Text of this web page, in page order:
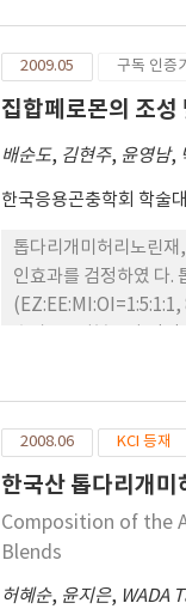
나방트랩에는 지역에
방 비율은 멸강나방 트
고깔형태의 트랩(G가
깔대기형 트랩은 멸강
2009.05 구독 인증
집합페로몬의 조성
배순도, 김현주, 윤영남,
한국응용곤충학회 학술
톱다리개미허리노린재
인효과를 검정하였 다.
(EZ:EE:MI:OI=1:5:1:1,
색날개노린재, 풀색
펀넬트랩 순으로 높았
2008.06 KCI 등재
한국산 톱다리개미
Composition of the
Blends
허혜순, 윤지은, WADA